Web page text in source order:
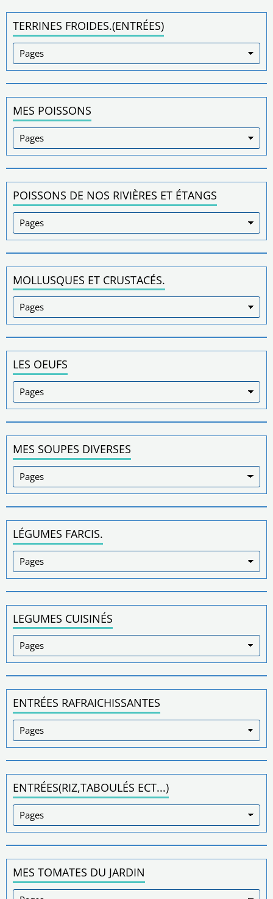
TERRINES FROIDES.(ENTRÉES)
MES POISSONS
POISSONS DE NOS RIVIÈRES ET ÉTANGS
MOLLUSQUES ET CRUSTACÉS.
LES OEUFS
MES SOUPES DIVERSES
LÉGUMES FARCIS.
LEGUMES CUISINÉS
ENTRÉES RAFRAICHISSANTES
ENTRÉES(RIZ,TABOULÉS ECT...)
MES TOMATES DU JARDIN